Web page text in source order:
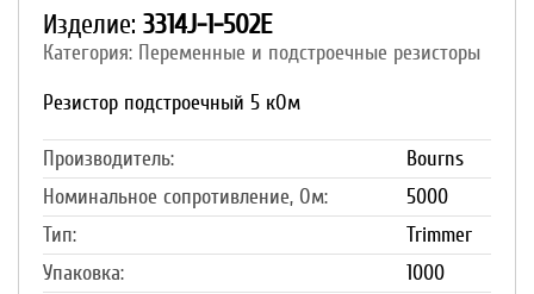
Изделие: 3314J-1-502E
Категория: Переменные и подстроечные резисторы
Резистор подстроечный 5 кОм
Производитель:
Bourns
Номинальное сопротивление, Ом:
5000
Тип:
Trimmer
Упаковка:
1000